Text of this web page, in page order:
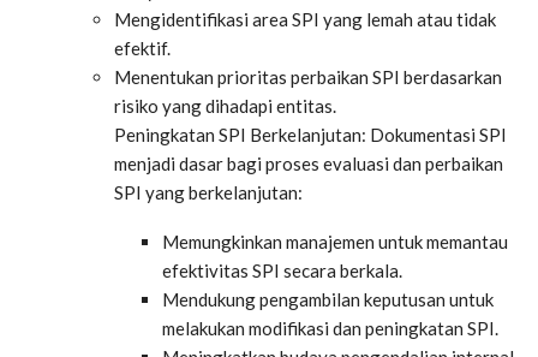
Mengidentifikasi area SPI yang lemah atau tidak
efektif.
Menentukan prioritas perbaikan SPI berdasarkan
risiko yang dihadapi entitas.
Peningkatan SPI Berkelanjutan: Dokumentasi SPI
menjadi dasar bagi proses evaluasi dan perbaikan
SPI yang berkelanjutan:
Memungkinkan manajemen untuk memantau
efektivitas SPI secara berkala.
Mendukung pengambilan keputusan untuk
melakukan modifikasi dan peningkatan SPI.